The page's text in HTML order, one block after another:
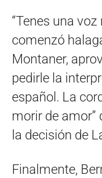
“Tenes una
comenzó
Montaner,
pedirle la
español. La
morir de amor”
la decisión de
Finalmente,